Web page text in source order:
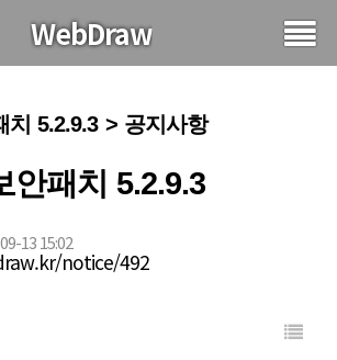
WebDraw
치 5.2.9.3 > 공지사항
안패치 5.2.9.3
13 15:02
notice/492